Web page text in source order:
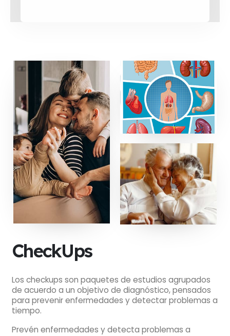
CheckUps
Los checkups son paquetes de estudios agrupados
de acuerdo a un objetivo de diagnóstico, pensados
para prevenir enfermedades y detectar problemas a
tiempo.
Prevén enfermedades y detecta problemas a